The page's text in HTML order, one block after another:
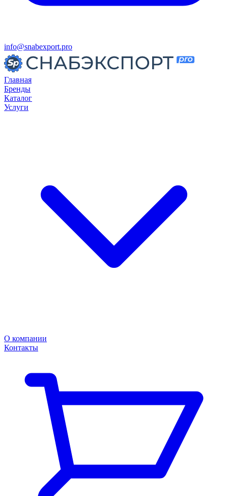
info@snabexport.pro
Главная
Бренды
Каталог
Услуги
О компании
Контакты